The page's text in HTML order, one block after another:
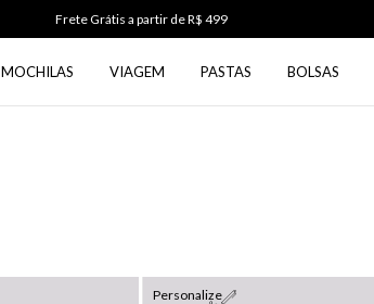
Frete Grátis a partir de R$ 499
MOCHILAS VIAGEM PASTAS BOLSAS
Personalize